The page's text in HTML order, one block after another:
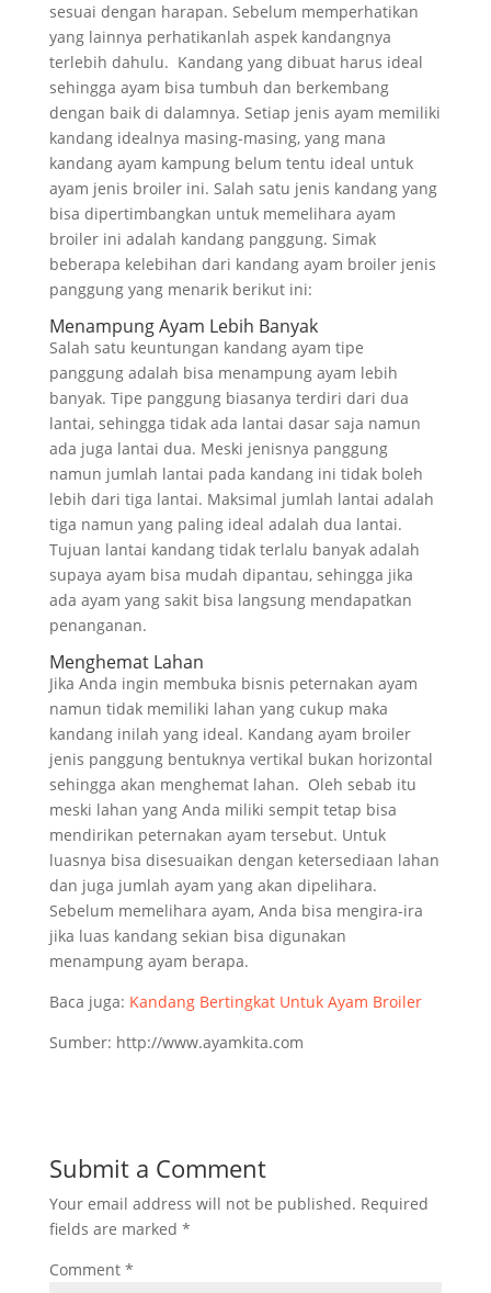
sesuai dengan harapan. Sebelum memperhatikan
yang lainnya perhatikanlah aspek kandangnya
terlebih dahulu. Kandang yang dibuat harus ideal
sehingga ayam bisa tumbuh dan berkembang
dengan baik di dalamnya. Setiap jenis ayam memiliki
kandang idealnya masing-masing, yang mana
kandang ayam kampung belum tentu ideal untuk
ayam jenis broiler ini. Salah satu jenis kandang yang
bisa dipertimbangkan untuk memelihara ayam
broiler ini adalah kandang panggung. Simak
beberapa kelebihan dari kandang ayam broiler jenis
panggung yang menarik berikut ini:
Menampung Ayam Lebih Banyak
Salah satu keuntungan kandang ayam tipe
panggung adalah bisa menampung ayam lebih
banyak. Tipe panggung biasanya terdiri dari dua
lantai, sehingga tidak ada lantai dasar saja namun
ada juga lantai dua. Meski jenisnya panggung
namun jumlah lantai pada kandang ini tidak boleh
lebih dari tiga lantai. Maksimal jumlah lantai adalah
tiga namun yang paling ideal adalah dua lantai.
Tujuan lantai kandang tidak terlalu banyak adalah
supaya ayam bisa mudah dipantau, sehingga jika
ada ayam yang sakit bisa langsung mendapatkan
penanganan.
Menghemat Lahan
Jika Anda ingin membuka bisnis peternakan ayam
namun tidak memiliki lahan yang cukup maka
kandang inilah yang ideal. Kandang ayam broiler
jenis panggung bentuknya vertikal bukan horizontal
sehingga akan menghemat lahan. Oleh sebab itu
meski lahan yang Anda miliki sempit tetap bisa
mendirikan peternakan ayam tersebut. Untuk
luasnya bisa disesuaikan dengan ketersediaan lahan
dan juga jumlah ayam yang akan dipelihara.
Sebelum memelihara ayam, Anda bisa mengira-ira
jika luas kandang sekian bisa digunakan
menampung ayam berapa.
Baca juga: Kandang Bertingkat Untuk Ayam Broiler
Sumber: http://www.ayamkita.com
Submit a Comment
Your email address will not be published. Required
fields are marked *
Comment *